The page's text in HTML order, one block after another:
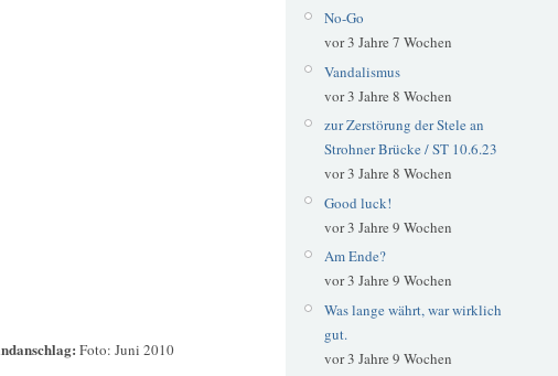
Foto: Juni 2010
No-Go
vor 3 Jahre 7 Wochen
Vandalismus
vor 3 Jahre 8 Wochen
zur Zerstörung der Stele an
Strohner Brücke / ST 10.6.23
vor 3 Jahre 8 Wochen
Good luck!
vor 3 Jahre 9 Wochen
Am Ende?
vor 3 Jahre 9 Wochen
Was lange währt, war wirklich
gut.
vor 3 Jahre 9 Wochen